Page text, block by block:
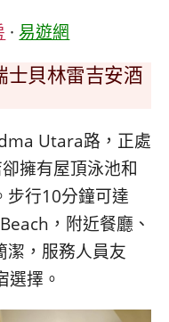
· 易遊網
士貝林雷吉安酒
Utara路，正處
擁有屋頂泳池和
步行10分鐘可達
，附近餐廳、
潔，服務人員友
選擇。